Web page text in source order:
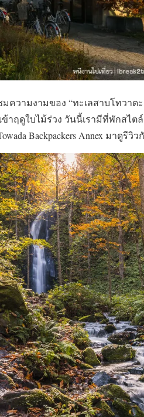
วามงามของ “ทะเลสาบโทวาดะ
ข้าฤดูใบไม้ร่วง วันนี้เรามีที่พักสไ
Backpackers Annex มาดูรีวิว